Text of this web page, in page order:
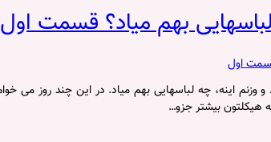
بهم میاد؟ قسمت اول
هیکلتون بیشتر جزو…